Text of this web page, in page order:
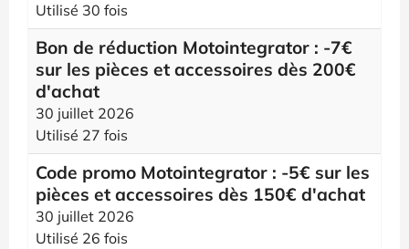
Utilisé 30 fois
Bon de réduction Motointegrator : -7€
sur les pièces et accessoires dès 200€
d'achat
30 juillet 2026
Utilisé 27 fois
Code promo Motointegrator : -5€ sur les
pièces et accessoires dès 150€ d'achat
30 juillet 2026
Utilisé 26 fois